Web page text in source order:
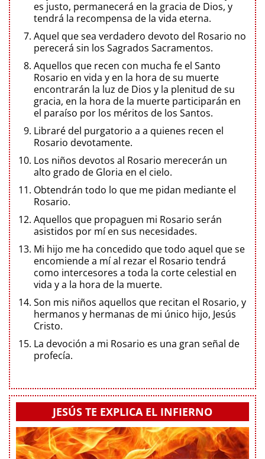
es justo, permanecerá en la gracia de Dios, y
tendrá la recompensa de la vida eterna.
Aquel que sea verdadero devoto del Rosario no
perecerá sin los Sagrados Sacramentos.
Aquellos que recen con mucha fe el Santo
Rosario en vida y en la hora de su muerte
encontrarán la luz de Dios y la plenitud de su
gracia, en la hora de la muerte participarán en
el paraíso por los méritos de los Santos.
Libraré del purgatorio a a quienes recen el
Rosario devotamente.
Los niños devotos al Rosario merecerán un
alto grado de Gloria en el cielo.
Obtendrán todo lo que me pidan mediante el
Rosario.
Aquellos que propaguen mi Rosario serán
asistidos por mí en sus necesidades.
Mi hijo me ha concedido que todo aquel que se
encomiende a mí al rezar el Rosario tendrá
como intercesores a toda la corte celestial en
vida y a la hora de la muerte.
Son mis niños aquellos que recitan el Rosario, y
hermanos y hermanas de mi único hijo, Jesús
Cristo.
La devoción a mi Rosario es una gran señal de
profecía.
JESÚS TE EXPLICA EL INFIERNO